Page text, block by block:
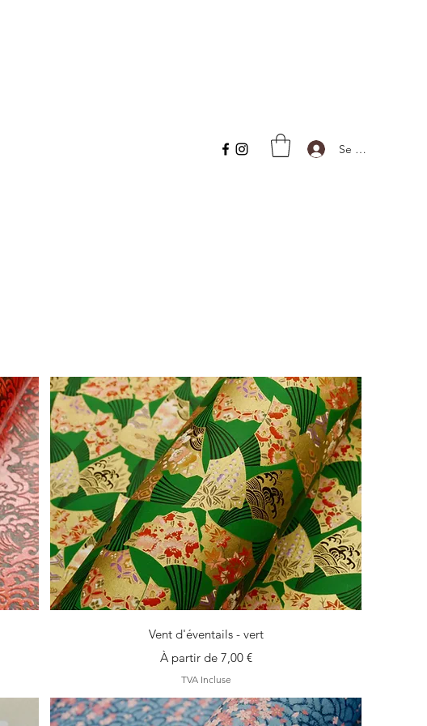
Se connecter
Aperçu rapide
Vent d'éventails - vert
À partir de 7,00 €
Prix promotionnel
TVA Incluse